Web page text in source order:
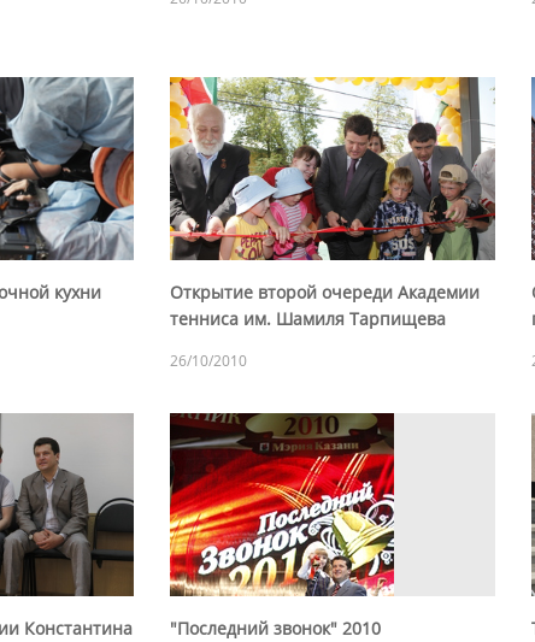
кухни
Открытие второй очереди Академии
тенниса им. Шамиля Тарпищева
26/10/2010
Константина
"Последний звонок" 2010